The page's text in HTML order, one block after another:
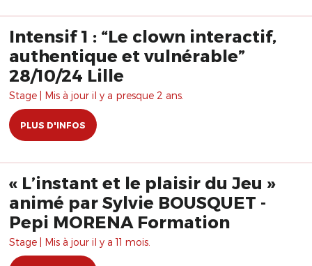
Intensif 1 : “Le clown interactif,
authentique et vulnérable”
28/10/24 Lille
Stage | Mis à jour il y a presque 2 ans.
PLUS D'INFOS
« L’instant et le plaisir du Jeu »
animé par Sylvie BOUSQUET -
Pepi MORENA Formation
Stage | Mis à jour il y a 11 mois.